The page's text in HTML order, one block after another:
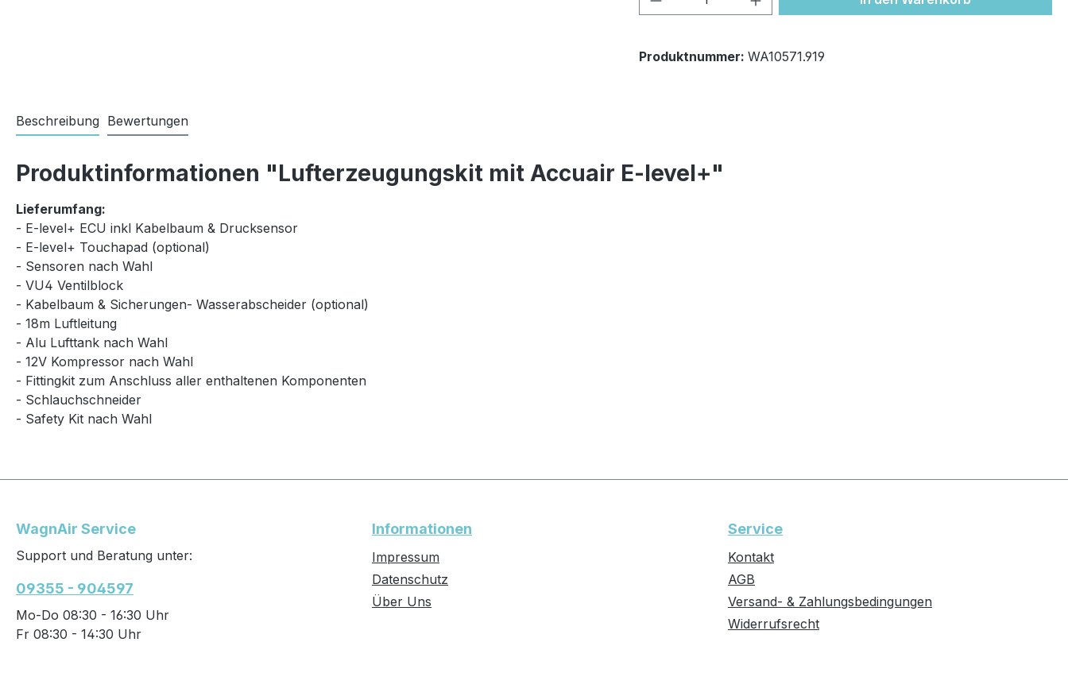
Produktnummer: WA10571.919
Beschreibung Bewertungen
Produktinformationen "Lufterzeugungskit mit Accuair E-level+"
Lieferumfang:
- E-level+ ECU inkl Kabelbaum & Drucksensor
- E-level+ Touchapad (optional)
- Sensoren nach Wahl
- VU4 Ventilblock
- Kabelbaum & Sicherungen- Wasserabscheider (optional)
- 18m Luftleitung
- Alu Lufttank nach Wahl
- 12V Kompressor nach Wahl
- Fittingkit zum Anschluss aller enthaltenen Komponenten
- Schlauchschneider
- Safety Kit nach Wahl
WagnAir Service
Support und Beratung unter:
09355 - 904597
Mo-Do 08:30 - 16:30 Uhr
Fr 08:30 - 14:30 Uhr
Informationen
Impressum
Datenschutz
Über Uns
Service
Kontakt
AGB
Versand- & Zahlungsbedingungen
Widerrufsrecht